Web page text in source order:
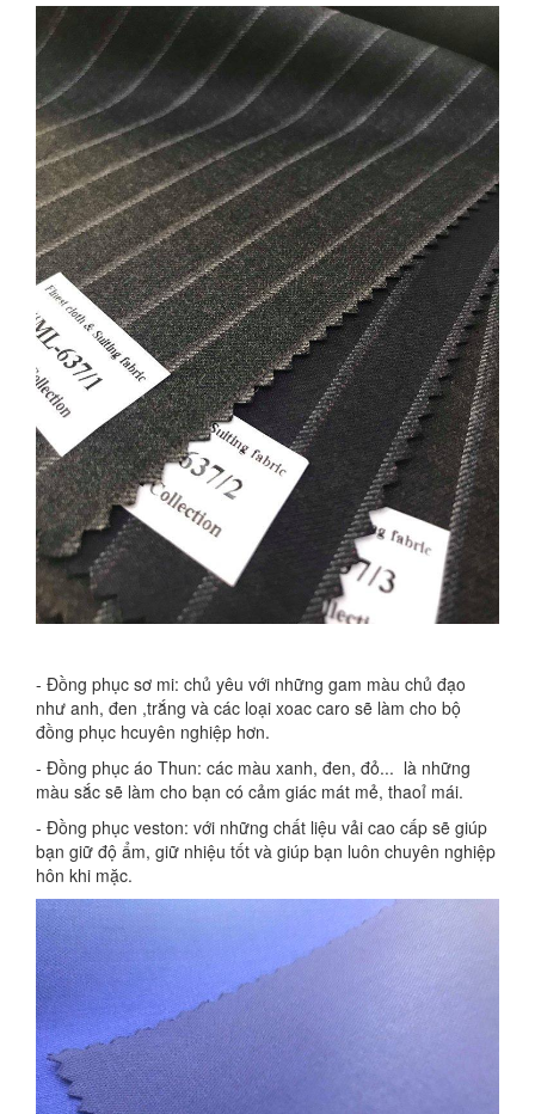
- Đồng phục sơ mi: chủ yêu với những gam màu chủ đạo
như anh, đen ,trắng và các loại xoac caro sẽ làm cho bộ
đồng phục hcuyên nghiệp hơn.
- Đồng phục áo Thun: các màu xanh, đen, đỏ... là những
màu sắc sẽ làm cho bạn có cảm giác mát mẻ, thaoỉ mái.
- Đồng phục veston: với những chất liệu vải cao cấp sẽ giúp
bạn giữ độ ẩm, giữ nhiệu tốt và giúp bạn luôn chuyên nghiệp
hôn khi mặc.